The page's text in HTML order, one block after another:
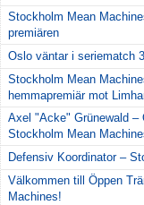
Stockholm Mean
premiären
Oslo väntar i seriematch
Stockholm Mean
hemmapremiär mot
Axel "Acke" Grünewald –
Stockholm Mean
Defensiv Koordinator –
Välkommen till Öppen
Machines!